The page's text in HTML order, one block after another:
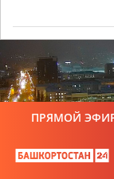
ПРЯМОЙ